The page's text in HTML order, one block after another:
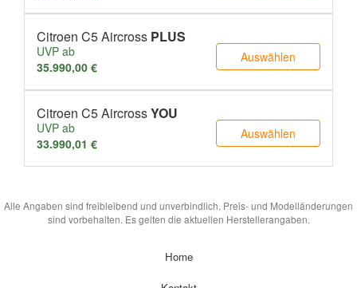
Citroen C5 Aircross PLUS
UVP ab
35.990,00 €
Auswählen
Citroen C5 AircrossYOU
UVP ab
33.990,01 €
Auswählen
Alle Angaben sind freibleibend und unverbindlich. Preis- und Modelländerungen
sind vorbehalten. Es gelten die aktuellen Herstellerangaben.
Home